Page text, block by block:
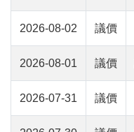
2026-08-02 議價
2026-08-01 議價
2026-07-31 議價